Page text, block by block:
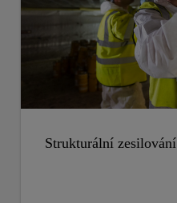
Strukturální zesilování